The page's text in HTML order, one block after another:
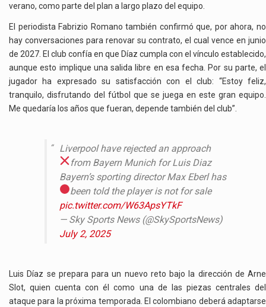
verano, como parte del plan a largo plazo del equipo.
El periodista Fabrizio Romano también confirmó que, por ahora, no
hay conversaciones para renovar su contrato, el cual vence en junio
de 2027. El club confía en que Díaz cumpla con el vínculo establecido,
aunque esto implique una salida libre en esa fecha. Por su parte, el
jugador ha expresado su satisfacción con el club: “Estoy feliz,
tranquilo, disfrutando del fútbol que se juega en este gran equipo.
Me quedaría los años que fueran, depende también del club”.
Liverpool have rejected an approach
from Bayern Munich for Luis Diaz
Bayern’s sporting director Max Eberl has
been told the player is not for sale
pic.twitter.com/W63ApsYTkF
— Sky Sports News (@SkySportsNews)
July 2, 2025
Luis Díaz se prepara para un nuevo reto bajo la dirección de Arne
Slot, quien cuenta con él como una de las piezas centrales del
ataque para la próxima temporada. El colombiano deberá adaptarse